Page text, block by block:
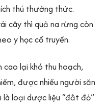
thú thưởng thức.
cây thì quả na rừng còn
y học cổ truyền.
lại khó thu hoạch,
được nhiều người săn
loại dược liệu “đắt đỏ”